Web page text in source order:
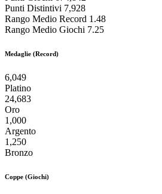
Punti Distintivi 7,928
Rango Medio Record 1.48
Rango Medio Giochi 7.25
Medaglie (Record)
6,049
Platino
24,683
Oro
1,000
Argento
1,250
Bronzo
Coppe (Giochi)